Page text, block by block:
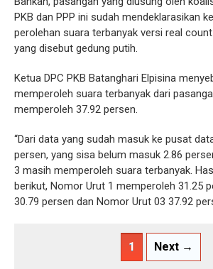
PKB dan PPP ini sudah mendeklarasikan
perolehan suara terbanyak versi real
yang disebut gedung putih.
Ketua DPC PKB Batanghari Elpisina
memperoleh suara terbanyak dari
memperoleh 37.92 persen.
‘‘Dari data yang sudah masuk ke pusat
persen, yang sisa belum masuk 2.86
3 masih memperoleh suara terbanyak.
berikut, Nomor Urut 1 memperoleh 31.25
30.79 persen dan Nomor Urut 03 37.92
1 Next →